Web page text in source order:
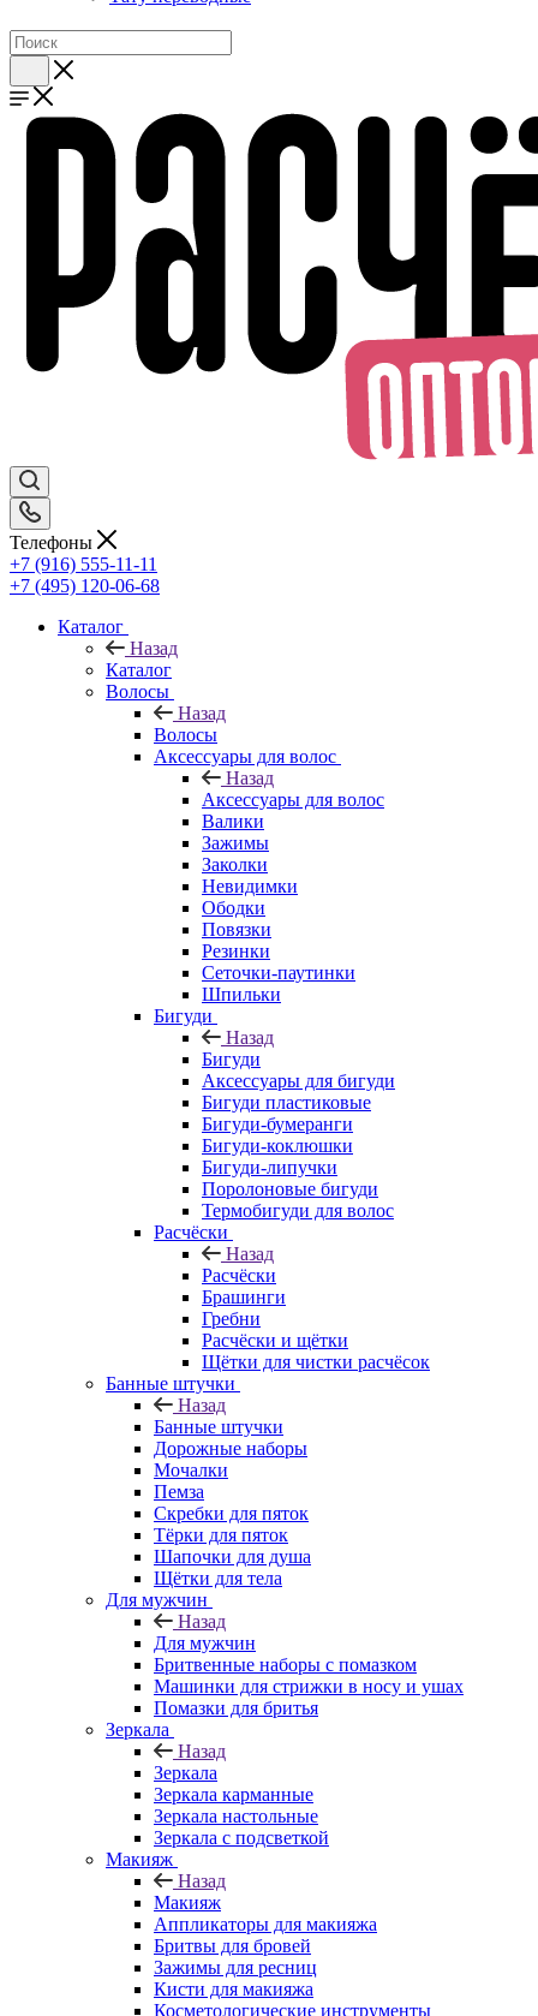
Телефоны
+7 (916) 555-11-11
+7 (495) 120-06-68
Каталог
Назад
Каталог
Волосы
Назад
Волосы
Аксессуары для волос
Назад
Аксессуары для волос
Валики
Зажимы
Заколки
Невидимки
Ободки
Повязки
Резинки
Сеточки-паутинки
Шпильки
Бигуди
Назад
Бигуди
Аксессуары для бигуди
Бигуди пластиковые
Бигуди-бумеранги
Бигуди-коклюшки
Бигуди-липучки
Поролоновые бигуди
Термобигуди для волос
Расчёски
Назад
Расчёски
Брашинги
Гребни
Расчёски и щётки
Щётки для чистки расчёсок
Банные штучки
Назад
Банные штучки
Дорожные наборы
Мочалки
Пемза
Скребки для пяток
Тёрки для пяток
Шапочки для душа
Щётки для тела
Для мужчин
Назад
Для мужчин
Бритвенные наборы с помазком
Машинки для стрижки в носу и ушах
Помазки для бритья
Зеркала
Назад
Зеркала
Зеркала карманные
Зеркала настольные
Зеркала с подсветкой
Макияж
Назад
Макияж
Аппликаторы для макияжа
Бритвы для бровей
Зажимы для ресниц
Кисти для макияжа
Косметологические инструменты